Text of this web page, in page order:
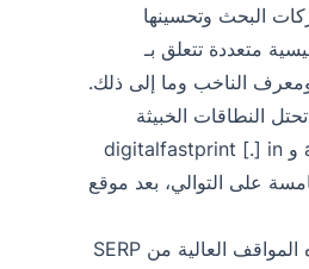
البحث وتحسينها
متعددة تتعلق بـ
النطاقات الخبيثة
aadharprint [.] in و digitalfastprint [.] in
على التوالي، بعد موقع
تتم صياغة مثل هذه المواقف العالية من SERP